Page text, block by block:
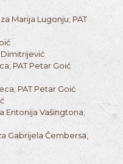
Marija Lugonju; PAT
Dimitrijević
PAT Petar Goić
PAT Petar Goić
Entonija Vašingtona;
Gabrijela Čembersa,